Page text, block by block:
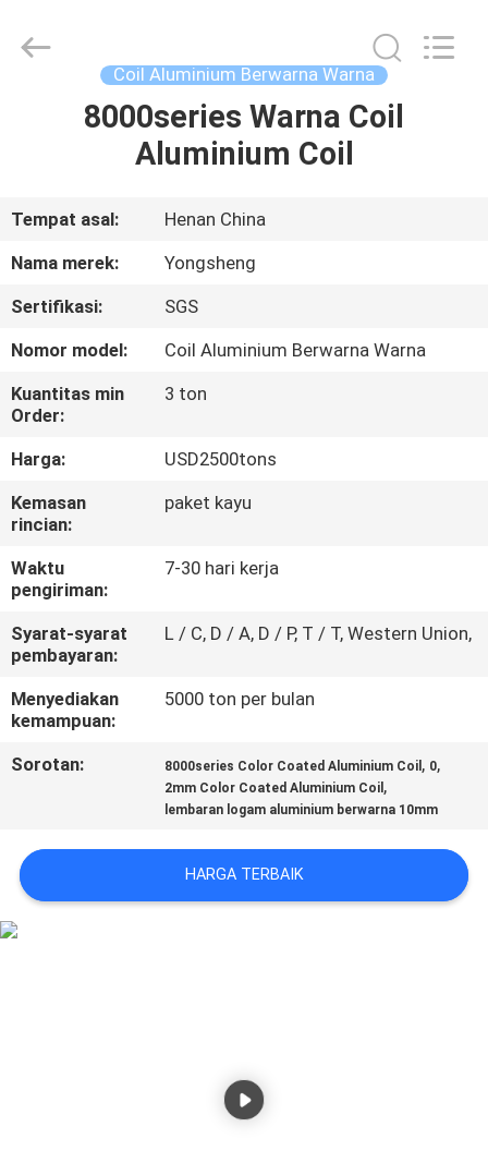
RUMAH
TENTANG
KAMI
TUR
PABRIK
KONTROL
KUALITAS
HUBUNGI
KAMI
KASUS
PERMINTAAN
PENAWARAN
SITEMAP
Industry
Co.,Ltd..
Coil Aluminium Berwarna Warna
8000series Warna Coil
Aluminium Coil
Tempat asal:
Henan China
Nama merek:
Yongsheng
Sertifikasi:
SGS
Nomor model:
Coil Aluminium Berwarna Warna
Kuantitas min
Order:
3 ton
Harga:
USD2500tons
Kemasan
rincian:
paket kayu
Waktu
pengiriman:
7-30 hari kerja
Syarat-syarat
pembayaran:
L / C, D / A, D / P, T / T, Western Union,
Menyediakan
kemampuan:
5000 ton per bulan
Sorotan: 8000series Color Coated Aluminium Coil , 0,
2mm Color Coated Aluminium Coil ,
lembaran logam aluminium berwarna 10mm
HARGA TERBAIK